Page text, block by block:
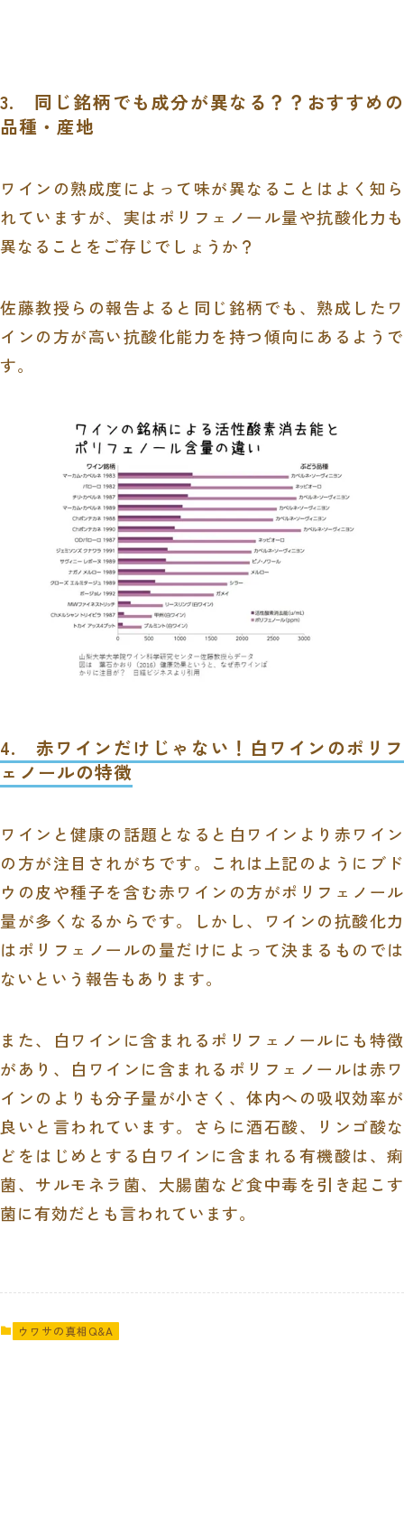
3. 同じ銘柄でも成分が異なる？？おすすめの
品種・産地
ワインの熟成度によって味が異なることはよく知ら
れていますが、実はポリフェノール量や抗酸化力も
異なることをご存じでしょうか？
佐藤教授らの報告よると同じ銘柄でも、熟成したワ
インの方が高い抗酸化能力を持つ傾向にあるようで
す。
4. 赤ワインだけじゃない！白ワインのポリフ
ェノールの特徴
ワインと健康の話題となると白ワインより赤ワイン
の方が注目されがちです。これは上記のようにブド
ウの皮や種子を含む赤ワインの方がポリフェノール
量が多くなるからです。しかし、ワインの抗酸化力
はポリフェノールの量だけによって決まるものでは
ないという報告もあります。
また、白ワインに含まれるポリフェノールにも特徴
があり、白ワインに含まれるポリフェノールは赤ワ
インのよりも分子量が小さく、体内への吸収効率が
良いと言われています。さらに酒石酸、リンゴ酸な
どをはじめとする白ワインに含まれる有機酸は、痢
菌、サルモネラ菌、大腸菌など食中毒を引き起こす
菌に有効だとも言われています。
ウワサの真相Q&A